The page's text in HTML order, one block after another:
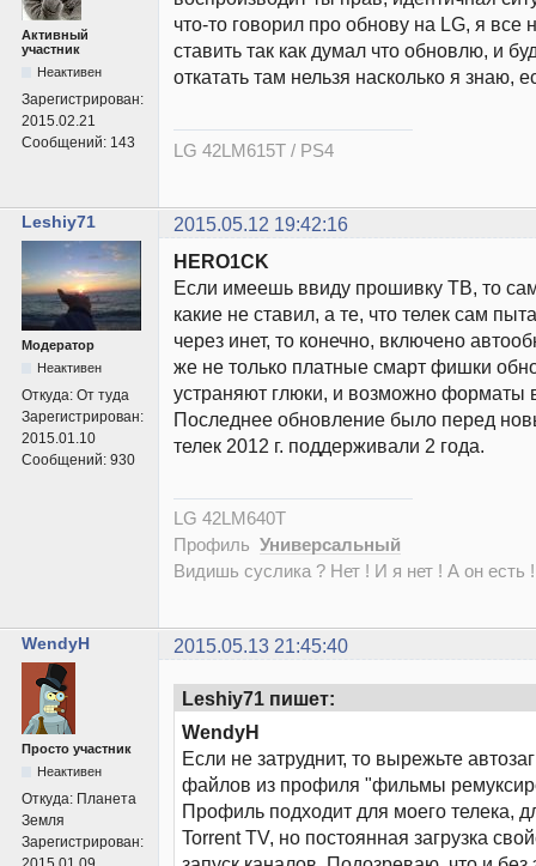
Активный
участник
Неактивен
Зарегистрирован:
2015.02.21
Сообщений: 143
что-то говорил про обнову на LG, я все
ставить так как думал что обновлю, и
откатать там нельзя насколько я знаю,
LG 42LM615T / PS4
Leshiy71 2015.05.12 19:42:16
Модератор
Неактивен
Откуда: От туда
Зарегистрирован:
2015.01.10
Сообщений: 930
HERO1CK
Если имеешь ввиду прошивку ТВ, то
какие не ставил, а те, что телек сам
через инет, то конечно, включено
же не только платные смарт фишки
устраняют глюки, и возможно форматы
Последнее обновление было перед
телек 2012 г. поддерживали 2 года.
LG 42LM640T
Профиль Универсальный
Видишь суслика ? Нет ! И я нет ! А он есть
WendyH 2015.05.13 21:45:40
Просто участник
Неактивен
Откуда: Планета
Земля
Зарегистрирован:
Leshiy71 пишет:
WendyH
Если не затруднит, то вырежьте
файлов из профиля "фильмы
Профиль подходит для моего телека,
Torrent TV, но постоянная загрузка